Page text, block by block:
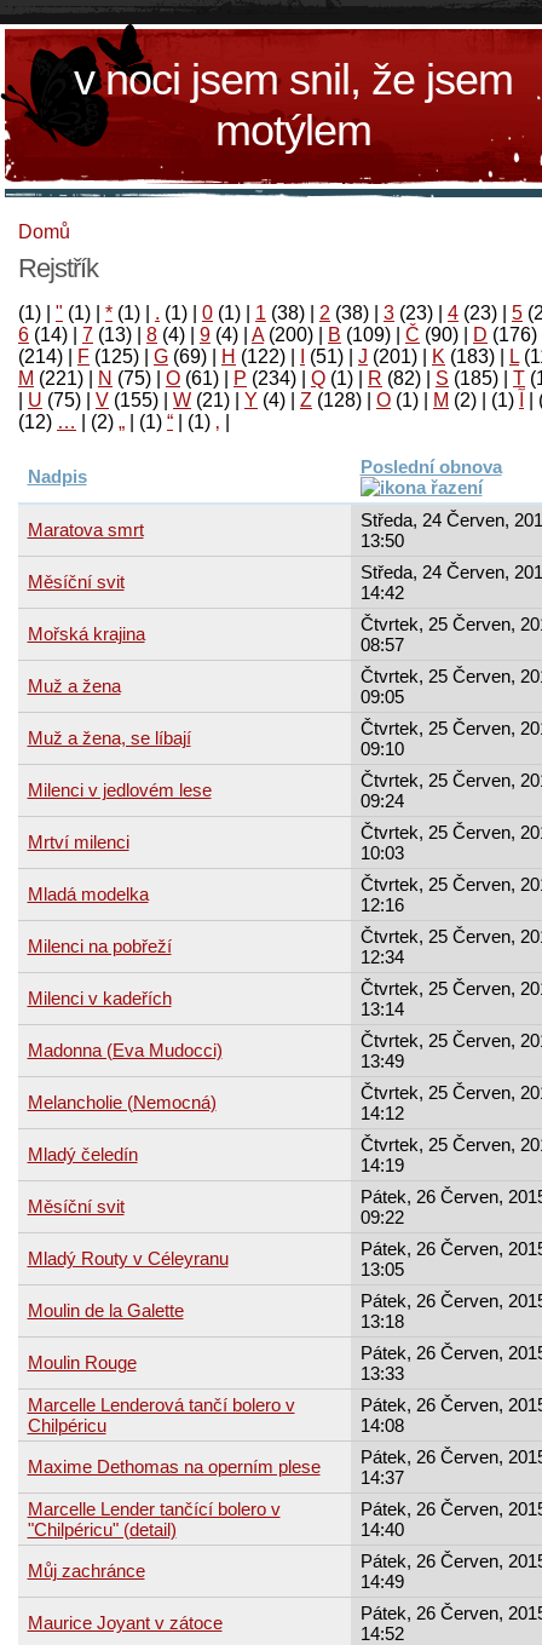
v noci jsem snil, že jsem
motýlem
Domů
Rejstřík
(1) " (1) * (1) . (1) 0 (1) 1 (38) 2 (38) 3 (23) 4 (23) 5
6 (14) 7 (13) 8 (4) 9 (4) A(200) B (109) Č (90) D (176)
(214)
F (125) G (69) H (122) (51) J (201) K (183) L
M (221) N (75) O (61) P (234) Q (1) R (82) S (185) T
U (75) V (155) W (21) Y (4) Z (128) Ο (1) М (2)
(1)
‚
(1)
“
(1)
„
(2)
…
(12)
Nadpis Poslední obnova
Maratova smrt
Středa, 24 Červen,
13:50
Měsíční svit
Středa, 24 Červen,
14:42
Mořská krajina
Čtvrtek, 25 Červen,
08:57
Muž a žena
Čtvrtek, 25 Červen,
09:05
Muž a žena, se líbají
Čtvrtek, 25 Červen,
09:10
Milenci v jedlovém lese
Čtvrtek, 25 Červen,
09:24
Mrtví milenci
Čtvrtek, 25 Červen,
10:03
Mladá modelka
Čtvrtek, 25 Červen,
12:16
Milenci na pobřeží
Čtvrtek, 25 Červen,
12:34
Milenci v kadeřích
Čtvrtek, 25 Červen,
13:14
Madonna (Eva Mudocci)
Čtvrtek, 25 Červen,
13:49
Melancholie (Nemocná)
Čtvrtek, 25 Červen,
14:12
Mladý čeledín
Čtvrtek, 25 Červen,
14:19
Měsíční svit
Pátek, 26 Červen,
09:22
Mladý Routy v Céleyranu
Pátek, 26 Červen,
13:05
Moulin de la Galette
Pátek, 26 Červen,
13:18
Moulin Rouge
Pátek, 26 Červen,
13:33
Marcelle Lenderová tančí bolero v
Chilpéricu
Pátek, 26 Červen,
14:08
Maxime Dethomas na operním plese
Pátek, 26 Červen,
14:37
Marcelle Lender tančící bolero v
"Chilpéricu" (detail)
Pátek, 26 Červen,
14:40
Můj zachránce
Pátek, 26 Červen,
14:49
Maurice Joyant v zátoce
Pátek, 26 Červen,
14:52